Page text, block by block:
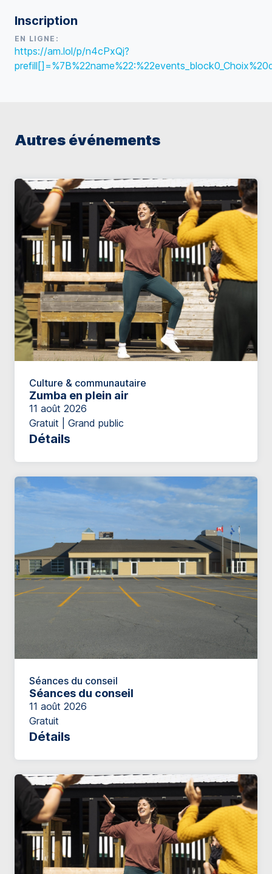
Inscription
EN LIGNE:
https://am.lol/p/n4cPxQj?
Autres événements
Culture & communautaire
Zumba en plein air
11 août 2026
Gratuit | Grand public
Détails
Séances du conseil
Séances du conseil
11 août 2026
Gratuit
Détails